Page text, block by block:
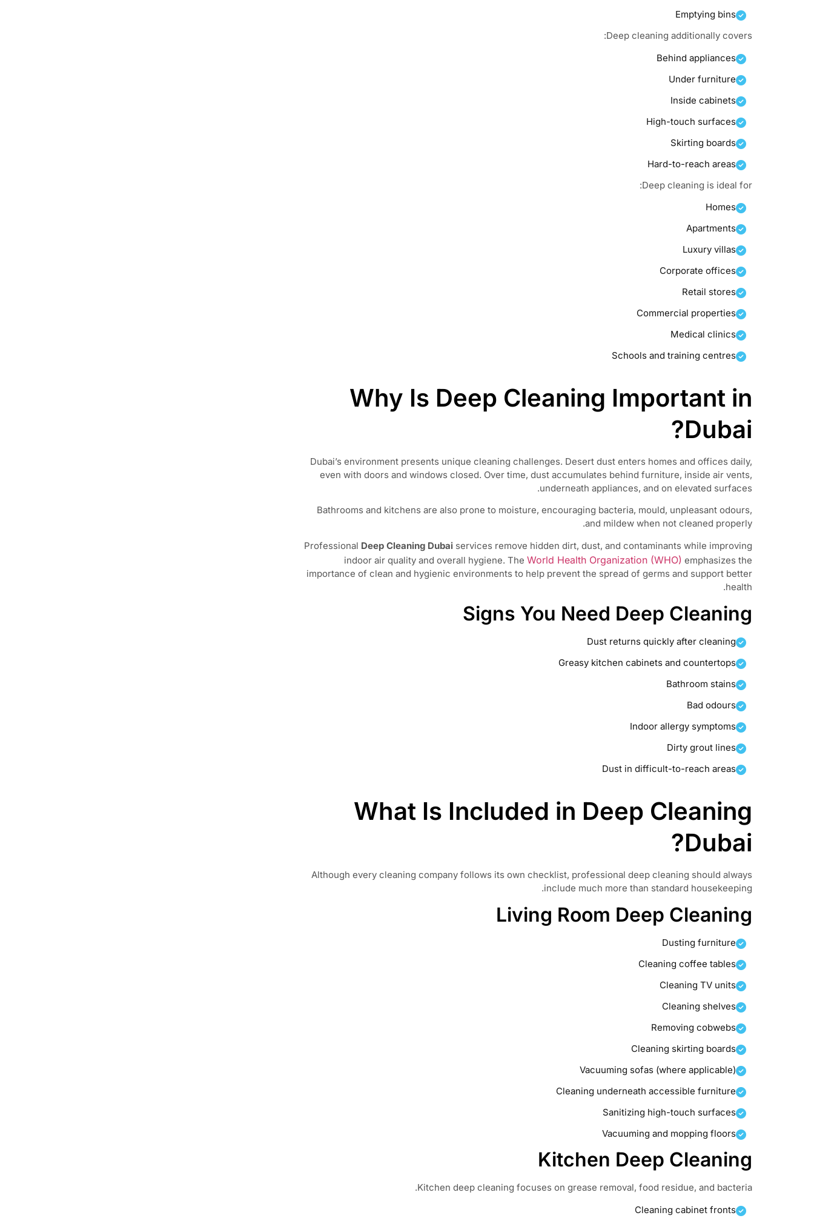
Emptying bins
Deep cleaning additionally covers:
Behind appliances
Under furniture
Inside cabinets
High-touch surfaces
Skirting boards
Hard-to-reach areas
Deep cleaning is ideal for:
Homes
Apartments
Luxury villas
Corporate offices
Retail stores
Commercial properties
Medical clinics
Schools and training centres
Why Is Deep Cleaning Important in
Dubai?
Dubai’s environment presents unique cleaning challenges. Desert dust enters homes and offices daily,
even with doors and windows closed. Over time, dust accumulates behind furniture, inside air vents,
underneath appliances, and on elevated surfaces.
Bathrooms and kitchens are also prone to moisture, encouraging bacteria, mould, unpleasant odours,
and mildew when not cleaned properly.
Professional Deep Cleaning Dubai services remove hidden dirt, dust, and contaminants while improving
indoor air quality and overall hygiene. The World Health Organization (WHO) emphasizes the
importance of clean and hygienic environments to help prevent the spread of germs and support better
health.
Signs You Need Deep Cleaning
Dust returns quickly after cleaning
Greasy kitchen cabinets and countertops
Bathroom stains
Bad odours
Indoor allergy symptoms
Dirty grout lines
Dust in difficult-to-reach areas
What Is Included in Deep Cleaning
Dubai?
Although every cleaning company follows its own checklist, professional deep cleaning should always
include much more than standard housekeeping.
Living Room Deep Cleaning
Dusting furniture
Cleaning coffee tables
Cleaning TV units
Cleaning shelves
Removing cobwebs
Cleaning skirting boards
Vacuuming sofas (where applicable)
Cleaning underneath accessible furniture
Sanitizing high-touch surfaces
Vacuuming and mopping floors
Kitchen Deep Cleaning
Kitchen deep cleaning focuses on grease removal, food residue, and bacteria.
Cleaning cabinet fronts